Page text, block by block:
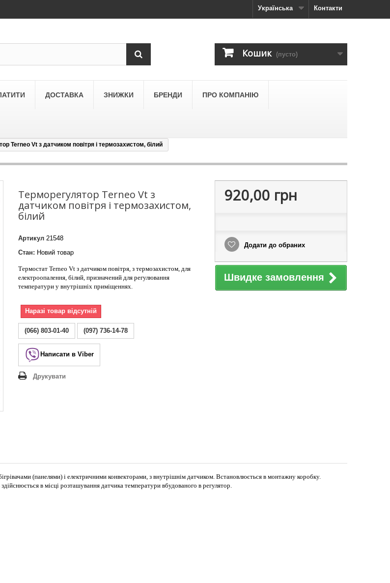
Контакти
Українська
Кошик (пусто)
LEGRAND
LEZARD
ДОСТАВКА ЗНИЖКИ БРЕНДИ ПРО КОМПАНІЮ
Terneo Vt з датчиком повітря і термозахистом, білий
Терморегулятор Terneo Vt з
датчиком повітря і термозахистом,
білий
Артикул 21548
Стан: Новий товар
Термостат Terneo Vt з датчиком повітря, з термозахистом, для
електроопалення, білий, призначений для регулювання
температури у внутрішніх приміщеннях.
Наразі товар відсутній
(066) 803-01-40 (097) 736-14-78
Написати в Viber
Друкувати
920,00 грн
Додати до обраних
Швидке замовлення
(панелями) і електричними конвекторами, з внутрішнім датчиком. Встановлюється в монтажну коробку.
в місці розташування датчика температури вбудованого в регулятор.